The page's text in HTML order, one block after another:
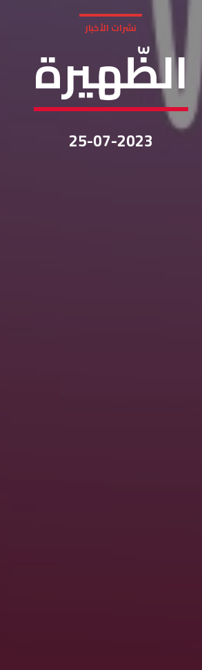
نشرات الأخبار
الظّهيرة
25-07-2023